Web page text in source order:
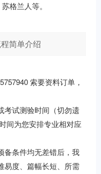
格兰人等。
简单介绍
索要资料订单，
考试测验时间（切勿遗
间为您安排专业相对应
备条件均无差错后，我
易度、篇幅长短、所需